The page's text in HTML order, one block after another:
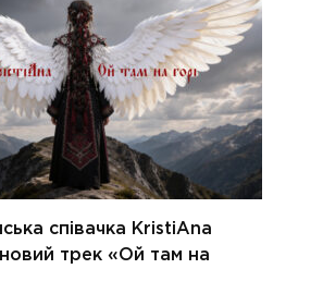
співачка KristiAna
трек «Ой там на